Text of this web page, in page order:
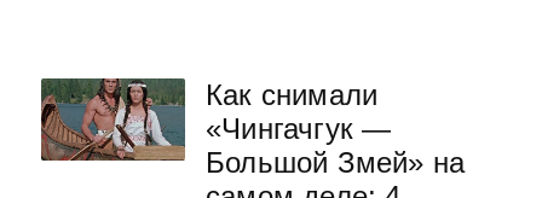
Как снимали
«Чингачгук —
Большой Змей» на